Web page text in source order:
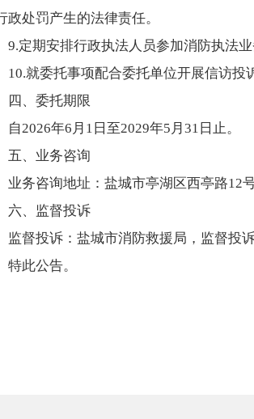
政处罚产生的法律责任。
9.定期安排行政执法人员参加消防执法
10.就委托事项配合委托单位开展信访
四、委托期限
自2026年6月1日至2029年5月31日止。
五、业务咨询
业务咨询地址：盐城市亭湖区西亭路12
六、监督投诉
监督投诉：盐城市消防救援局，监督投
特此公告。